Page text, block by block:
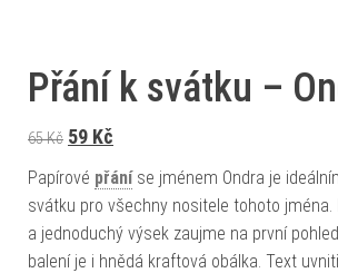
Přání k svátku –
65Kč Původní cena byla: 65 Kč.
59 Kč
Papírové přáníse jménem Ondra je
svátku pro všechny nositele tohoto jména.
a jednoduchý výsek zaujme na první
balení je i hnědá kraftová obálka. Text